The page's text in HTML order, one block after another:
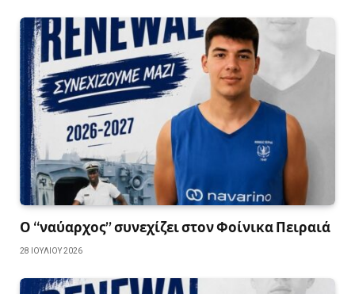
Ο “ναύαρχος” συνεχίζει στον Φοίνικα Πειραιά
28 ΙΟΥΛΊΟΥ 2026